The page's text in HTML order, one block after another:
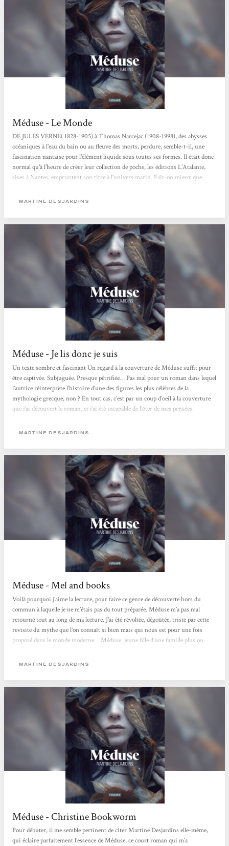
Méduse - Le Monde
DE JULES VERNE( 1828-1905) à Thomas Narcejac (1908-1998), des abysses
océaniques à l'eau du bain ou au fleuve des morts, perdure, semble-t-il, une
fascination nantaise pour l'élément liquide sous toutes ses formes. Il était donc
normal qu'à l'heure de créer leur collection de poche, les éditions L'Atalante,
sises à Nantes, empruntent son titre à l'univers marin. Fait-on mieux que
collection, extraordinaire roman de l'écrivaine québécoise Martine Desjardins,
MARTINE DESJARDINS
Méduse - Je lis donc je suis
Un texte sombre et fascinant Un regard à la couverture de Méduse suffit pour
être captivée. Subjuguée. Presque pétrifiée… Pas mal pour un roman dans lequel
l’autrice réinterprète l’histoire d’une des figures les plus célèbres de la
mythologie grecque, non ? En tout cas, c’est par un coup d’oeil à la couverture
que j’ai découvert le roman, et j’ai été incapable de l’ôter de mes pensées.
réécriture comme on en voit...
MARTINE DESJARDINS
Méduse - Mel and books
Voilà pourquoi j’aime la lecture, pour faire ce genre de découverte hors du
commun à laquelle je ne m’étais pas du tout préparée. Méduse m’a pas mal
retourné tout au long de ma lecture. J’ai été révoltée, dégoûtée, triste par cette
revisite du mythe que l’on connaît si bien mais qui nous est pour une fois
proposé dans le monde moderne.⠀Méduse, jeune fille d’une famille plus ou
particularité ? Des yeux que personne ne peut regarder...
MARTINE DESJARDINS
Méduse - Christine Bookworm
Pour débuter, il me semble pertinent de citer Martine Desjardins elle-même,
qui éclaire parfaitement l’essence de Méduse, ce court roman qui m’a